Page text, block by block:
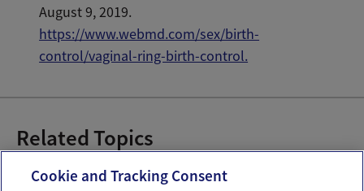
August 9, 2019.
https://www.webmd.com/sex/birth-
control/vaginal-ring-birth-control.
Related Topics
Anillo anticonceptivo
Cookie and Tracking Consent